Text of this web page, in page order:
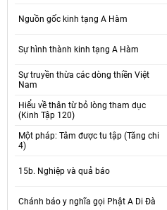
Nguồn gốc kinh tạng A Hàm
Sự hình thành kinh tạng A Hàm
Sự truyền thừa các dòng thiền Việt
Nam
Hiểu về thân từ bỏ lòng tham dục
(Kinh Tập 120)
Một pháp: Tâm được tu tập (Tăng chi
4)
15b. Nghiệp và quả báo
Chánh báo y nghĩa gọi Phật A Di Đà